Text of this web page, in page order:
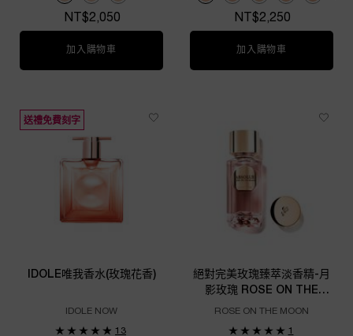
NT$2,050
加入購物車 唯我水霧光精華持久氣墊 (限定版)
NT$2,250
加入購物車
送禮免費刻字
IDOLE唯我香水(玫瑰花香)
IDOLE NOW
13
絕對完美玫瑰臻萃淡香精-月
影玫瑰 ROSE ON THE
MOON
ROSE ON THE MOON
1